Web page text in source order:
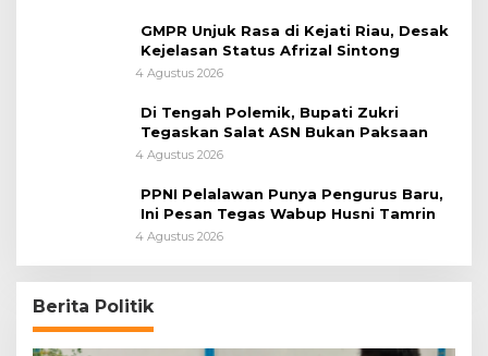
GMPR Unjuk Rasa di Kejati Riau, Desak
Kejelasan Status Afrizal Sintong
4 Agustus 2026
Di Tengah Polemik, Bupati Zukri
Tegaskan Salat ASN Bukan Paksaan
4 Agustus 2026
PPNI Pelalawan Punya Pengurus Baru,
Ini Pesan Tegas Wabup Husni Tamrin
4 Agustus 2026
Berita Politik